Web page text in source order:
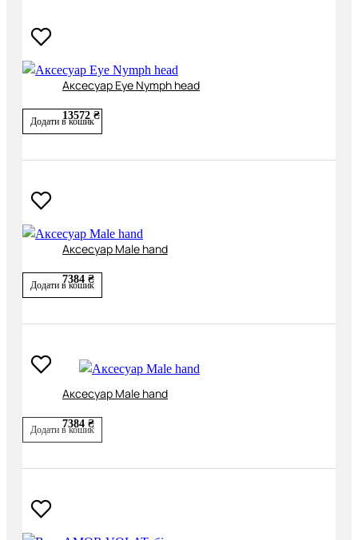
Аксесуар Eye Nymph head
13572 ₴
Додати в кошик
Аксесуар Male hand
7384 ₴
Додати в кошик
Аксесуар Male hand
7384 ₴
Додати в кошик